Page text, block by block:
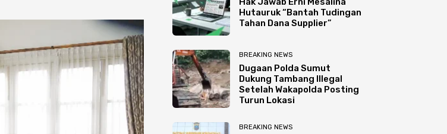
Hutauruk “Bantah Tudingan
Tahan Dana Supplier”
BREAKING NEWS
Dugaan Polda Sumut
Dukung Tambang Illegal
Setelah Wakapolda Posting
Turun Lokasi
BREAKING NEWS